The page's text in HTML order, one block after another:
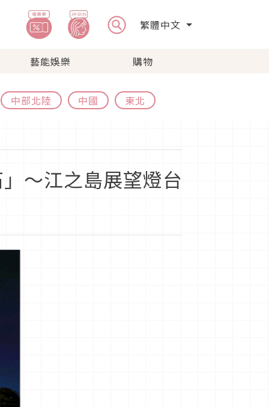
繁體中文
藝能娛樂 購物
中部北陸 中國 東北
〜江之島展望燈台